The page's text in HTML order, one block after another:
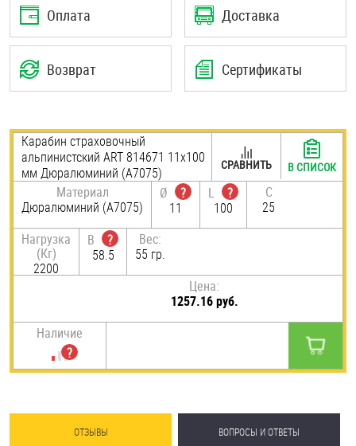
Штифты и пальцы
Оплата Доставка
Возврат Сертификаты
Карабин страховочный
альпинистский ART 814671 11х100
мм Дюралюминий (А7075)
Материал
Дюралюминий (А7075)
Ø
?
11
L
?
100
C
25
Нагрузка
(Кг)
2200
B
?
58.5
Вес:
55 гр.
Цена:
1257.16 руб.
Наличие
СРАВНИТЬ В СПИСОК
ОТЗЫВЫ ВОПРОСЫ И ОТВЕТЫ